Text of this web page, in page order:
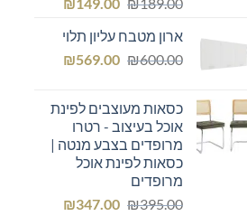
₪189.00
היה:
₪189.00.
₪149.00
הוא:
₪149.00.
ארון מטבח עליון תלוי
₪600.00
המחיר
₪600.00.
₪569.00
המחיר
₪569.00.כסאות מעוצבים לפינת
אוכל בעיצוב - רטרו
מרופדים בצבע מנטה |
כסאות לפינת אוכל
מרופדים
₪395.00
המחיר ₪347.00
המחיר